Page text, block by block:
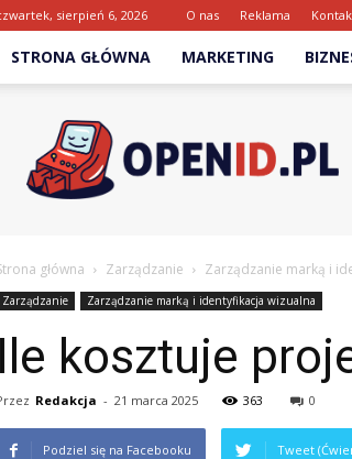
sierpień 6, 2026 O nas Reklama
STRONA GŁÓWNA MARKETING
Openid.pl
główna Zarządzanie Zarządzanie marką i
Zarządzanie Zarządzanie marką i identyfikacja wizualna
Ile kosztuje
Redakcja - 21 marca 2025 363 0
Podziel się na Facebooku Tweet